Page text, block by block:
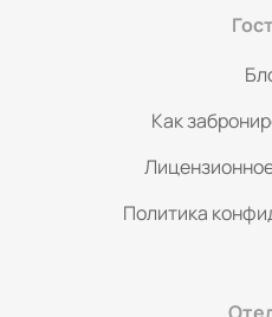
Как
Политика